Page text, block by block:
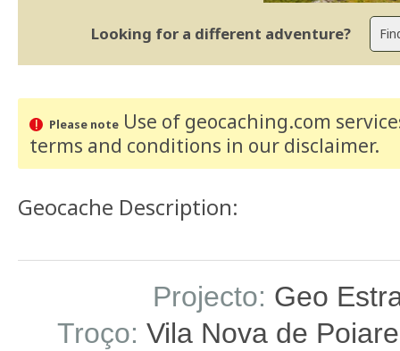
Looking for a different adventure?
Please noteUse of geocaching.com
terms and conditions in our disclaimer.
Geocache Description:
Projecto: Geo
Troço: Vila Nova de